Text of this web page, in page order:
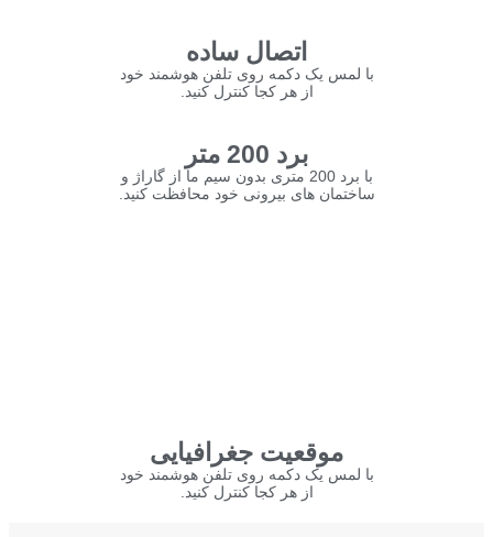
اتصال ساده
با لمس یک دکمه روی تلفن هوشمند خود
از هر کجا کنترل کنید.
برد 200 متر
با برد 200 متری بدون سیم ما از گاراژ و
ساختمان های بیرونی خود محافظت کنید.
موقعیت جغرافیایی
با لمس یک دکمه روی تلفن هوشمند خود
از هر کجا کنترل کنید.